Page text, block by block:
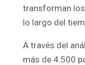
transforman
lo largo del
A través del
más de 4.500